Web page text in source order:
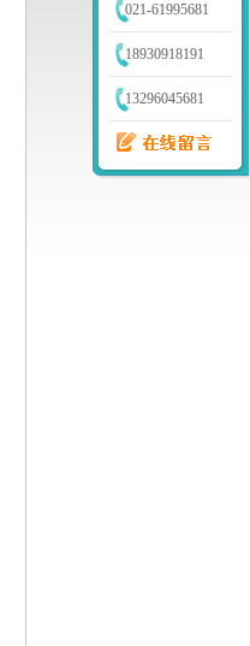
021-61995681
18930918191
13296045681